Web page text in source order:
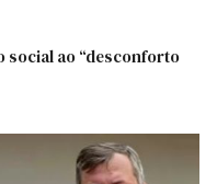
social ao “desconforto